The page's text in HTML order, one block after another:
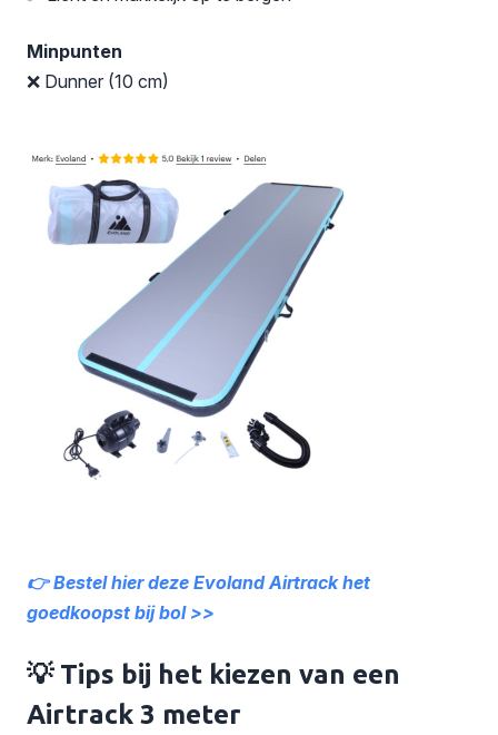
Minpunten
❌ Dunner (10 cm)
👉 Bestel hier deze Evoland Airtrack het
goedkoopst bij bol >>
💡 Tips bij het kiezen van een
Airtrack 3 meter